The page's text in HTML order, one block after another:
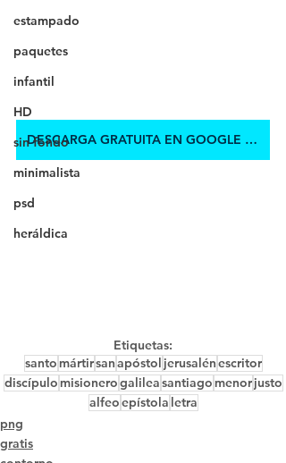
estampado
paquetes
infantil
HD
sin fondo
minimalista
psd
heráldica
DESCARGA GRATUITA EN GOOGLE DRIVE
Etiquetas:
santo mártirsanapóstol jerusalénescritor
discípulo misionerogalileasantiago menorjusto
alfeoepístola letra
png
gratis